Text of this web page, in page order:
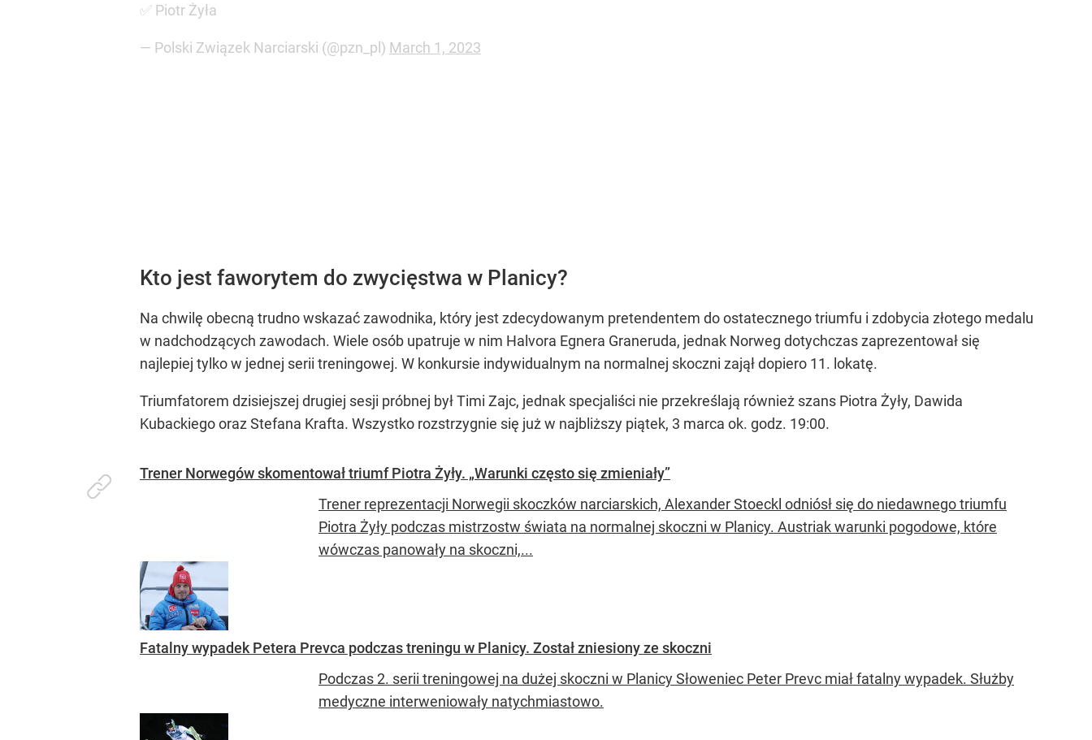
✅️ Piotr Żyła
— Polski Związek Narciarski (@pzn_pl) March 1, 2023
Kto jest faworytem do zwycięstwa w Planicy?
Na chwilę obecną trudno wskazać zawodnika, który jest zdecydowanym pretendentem do ostatecznego triumfu i zdobycia złotego medalu
w nadchodzących zawodach. Wiele osób upatruje w nim Halvora Egnera Graneruda, jednak Norweg dotychczas zaprezentował się
najlepiej tylko w jednej serii treningowej. W konkursie indywidualnym na normalnej skoczni zajął dopiero 11. lokatę.
Triumfatorem dzisiejszej drugiej sesji próbnej był Timi Zajc, jednak specjaliści nie przekreślają również szans Piotra Żyły, Dawida
Kubackiego oraz Stefana Krafta. Wszystko rozstrzygnie się już w najbliższy piątek, 3 marca ok. godz. 19:00.
Trener Norwegów skomentował triumf Piotra Żyły. „Warunki często się zmieniały”
Trener reprezentacji Norwegii skoczków narciarskich, Alexander Stoeckl odniósł się do niedawnego triumfu
Piotra Żyły podczas mistrzostw świata na normalnej skoczni w Planicy. Austriak warunki pogodowe, które
wówczas panowały na skoczni,...
Fatalny wypadek Petera Prevca podczas treningu w Planicy. Został zniesiony ze skoczni
Podczas 2. serii treningowej na dużej skoczni w Planicy Słoweniec Peter Prevc miał fatalny wypadek. Służby
medyczne interweniowały natychmiastowo.